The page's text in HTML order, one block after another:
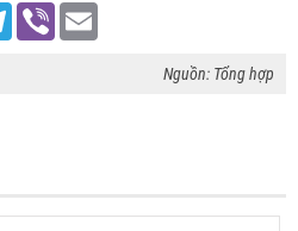
Telegram
Viber
Nguồn: Tổng hợp